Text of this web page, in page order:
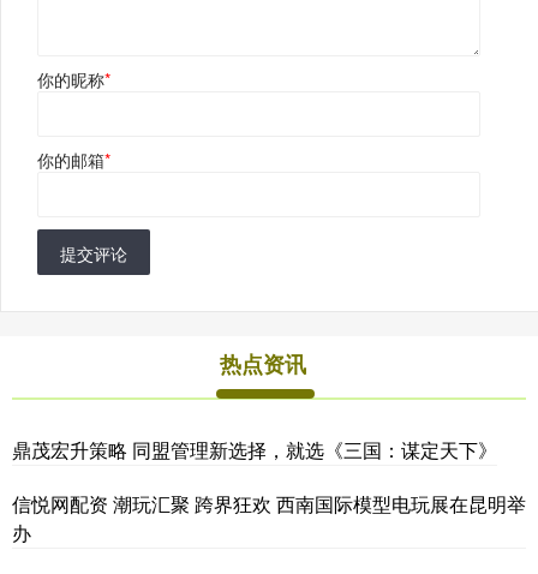
你的昵称*
你的邮箱*
提交评论
热点资讯
鼎茂宏升策略 同盟管理新选择，就选《三国：谋定天下》
信悦网配资 潮玩汇聚 跨界狂欢 西南国际模型电玩展在昆明举
办